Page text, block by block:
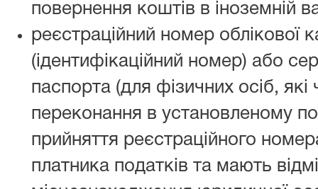
повернення коштів в іноземній
реєстраційний номер облікової
(ідентифікаційний номер) або
паспорта (для фізичних осіб, які
переконання в установленому
прийняття реєстраційного
платника податків та мають